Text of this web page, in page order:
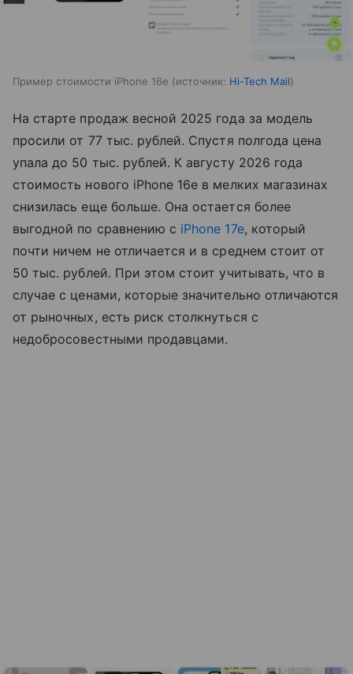
Пример стоимости iPhone 16e источник: Hi-Tech Mail
На старте продаж весной 2025 года за модель
просили от 77 тыс. рублей. Спустя полгода цена
упала до 50 тыс. рублей. К августу 2026 года
стоимость нового iPhone 16e в мелких магазинах
снизилась еще больше. Она остается более
выгодной по сравнению с iPhone 17e, который
почти ничем не отличается и в среднем стоит от
50 тыс. рублей. При этом стоит учитывать, что в
случае с ценами, которые значительно отличаются
от рыночных, есть риск столкнуться с
недобросовестными продавцами.